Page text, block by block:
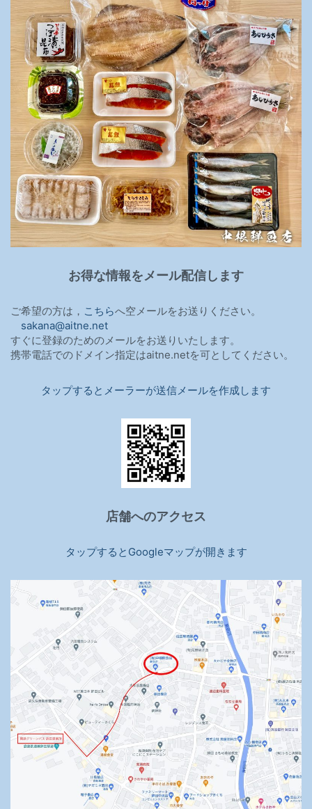
お得な情報をメール配信します
ご希望の方は， こちらへ空メールをお送りください。
sakana@aitne.net
すぐに登録のためのメールをお送りいたします。
携帯電話でのドメイン指定はaitne.netを可としてください。
タップするとメーラーが送信メールを作成します
店舗へのアクセス
タップするとGoogleマップが開きます